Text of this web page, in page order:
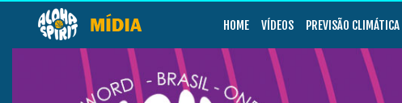
HOME VÍDEOS PREVISÃO CLIMÁTICA